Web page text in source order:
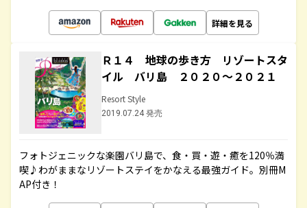
詳細を見る
Ｒ１４ 地球の歩き方 リゾートスタ
イル バリ島 ２０２０～２０２１
Resort Style
2019.07.24 発売
フォトジェニックな楽園バリ島で、食・買・遊・癒を120％満
喫♪わがままなリゾートステイをかなえる最強ガイド。別冊M
AP付き！